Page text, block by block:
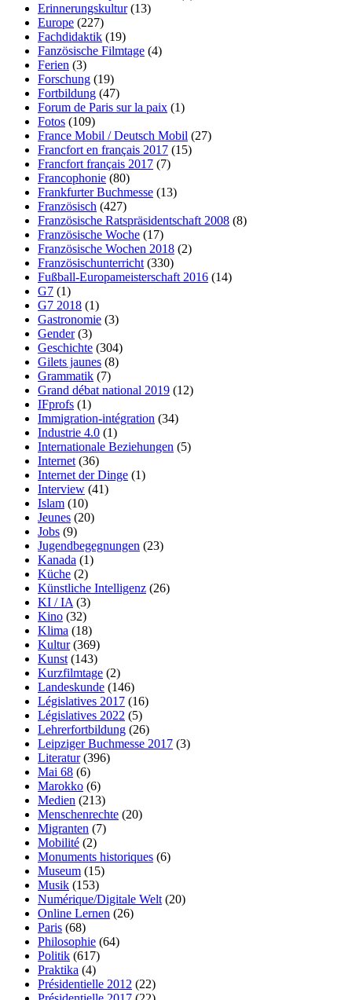
Erinnerungskultur(13)
Europe (227)
Fachdidaktik (19)
Fanzösische Filmtage (4)
Ferien (3)
Forschung (19)
Fortbildung (47)
Forum de Paris sur la paix (1)
Fotos (109)
France Mobil / Deutsch Mobil (27)
Francfort en français 2017 (15)
Francfort français 2017 (7)
Francophonie (80)
Frankfurter Buchmesse (13)
Französisch (427)
Französische Ratspräsidentschaft 2008 (8)
Französische Woche (17)
Französische Wochen 2018 (2)
Französischunterricht (330)
Fußball-Europameisterschaft 2016 (14)
G7 (1)
G7 2018 (1)
Gastronomie (3)
Gender(3)
Geschichte (304)
Gilets jaunes (8)
Grammatik (7)
Grand débat national 2019 (12)
IFprofs (1)
Immigration-intégration (34)
Industrie 4.0 (1)
Internationale Beziehungen (5)
Internet (36)
Internet der Dinge (1)
Interview (41)
Islam (10)
Jeunes (20)
Jobs (9)
Jugendbegegnungen (23)
Kanada (1)
Küche (2)
Künstliche Intelligenz (26)
KI / IA (3)
Kino (32)
Klima (18)
Kultur(369)
Kunst (143)
Kurzfilmtage (2)
Landeskunde (146)
Législatives 2017 (16)
Législatives 2022 (5)
Lehrerfortbildung (26)
Leipziger Buchmesse 2017 (3)
Literatur(396)
Mai 68 (6)
Marokko (6)
Medien (213)
Menschenrechte (20)
Migranten (7)
Mobilité (2)
Monuments historiques (6)
Museum (15)
Musik (153)
Numérique/Digitale Welt (20)
Online Lernen (26)
Paris (68)
Philosophie (64)
Politik (617)
Praktika (4)
Présidentielle 2012 (22)